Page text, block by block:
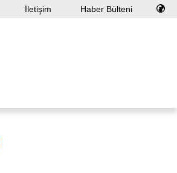
İletişim Haber Bülteni